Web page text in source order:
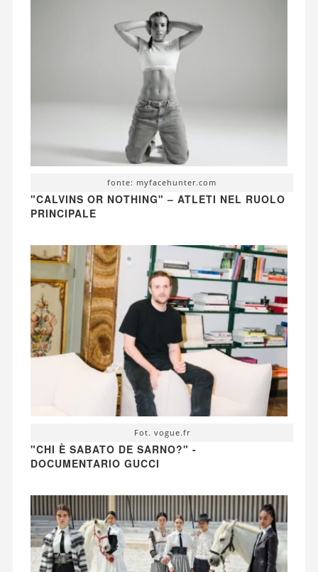
fonte: myfacehunter.com
"CALVINS OR NOTHING" – ATLETI NEL RUOLO
PRINCIPALE
Fot. vogue.fr
"CHI È SABATO DE SARNO?" -
DOCUMENTARIO GUCCI